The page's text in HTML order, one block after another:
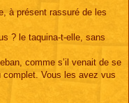
à présent rassuré de les
? le taquina-t-elle, sans
comme s’il venait de se
complet. Vous les avez vus